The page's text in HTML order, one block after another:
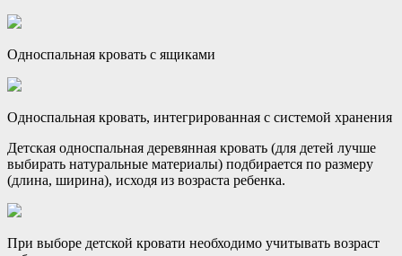
Односпальная кровать с ящиками
Односпальная кровать, интегрированная с системой хранения
Детская односпальная деревянная кровать (для детей лучше
выбирать натуральные материалы) подбирается по размеру
(длина, ширина), исходя из возраста ребенка.
При выборе детской кровати необходимо учитывать возраст